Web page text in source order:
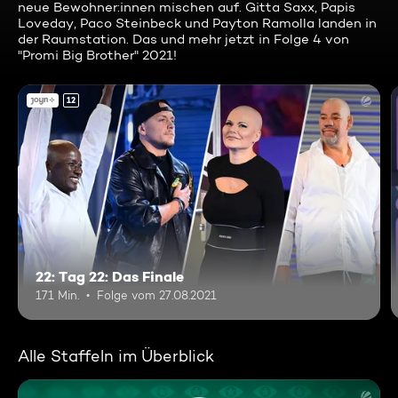
neue Bewohner:innen mischen auf. Gitta Saxx, Papis
Loveday, Paco Steinbeck und Payton Ramolla landen in
der Raumstation. Das und mehr jetzt in Folge 4 von
"Promi Big Brother" 2021!
12
22: Tag 22: Das Finale
171 Min. Folge vom 27.08.2021
Alle Staffeln im Überblick